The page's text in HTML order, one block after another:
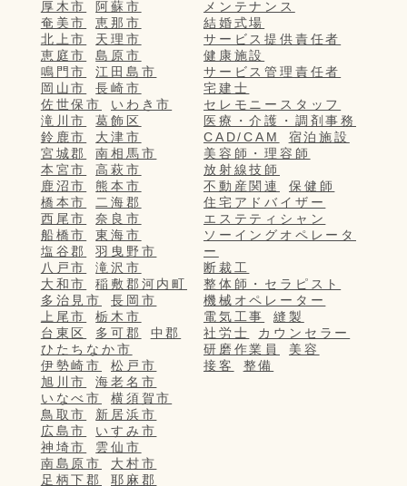
厚木市
阿蘇市
奄美市
恵那市
北上市
天理市
恵庭市
島原市
鳴門市
江田島市
岡山市
長崎市
佐世保市
いわき市
滝川市
葛飾区
鈴鹿市
大津市
宮城郡
南相馬市
本宮市
高萩市
鹿沼市
熊本市
橋本市
二海郡
西尾市
奈良市
船橋市
東海市
塩谷郡
羽曳野市
八戸市
滝沢市
大和市
稲敷郡河内町
多治見市
長岡市
上尾市
栃木市
台東区
多可郡
中郡
ひたちなか市
伊勢崎市
松戸市
旭川市
海老名市
いなべ市
横須賀市
鳥取市
新居浜市
広島市
いすみ市
神埼市
雲仙市
南島原市
大村市
足柄下郡
耶麻郡
メンテナンス
結婚式場
サービス提供責任者
健康施設
サービス管理責任者
宅建士
セレモニースタッフ
医療・介護・調剤事務
CAD/CAM
宿泊施設
美容師・理容師
放射線技師
不動産関連
保健師
住宅アドバイザー
エステティシャン
ソーイングオペレータ
ー
断裁工
整体師・セラピスト
機械オペレーター
電気工事
縫製
社労士
カウンセラー
研磨作業員
美容
接客
整備